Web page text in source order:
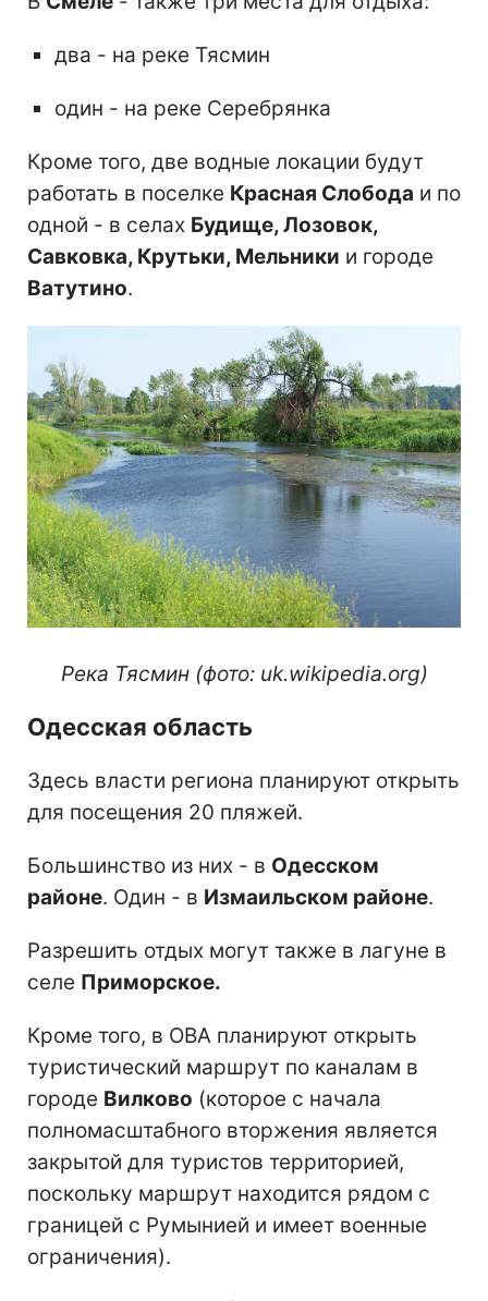
два - на реке Тясмин
один - на реке Серебрянка
Кроме того, две водные локации будут
работать в поселке Красная Слобода и по
одной - в селах Будище, Лозовок,
Савковка, Крутьки, Мельники и городе
Ватутино.
Река Тясмин (фото: uk.wikipedia.org)
Одесская область
Здесь власти региона планируют открыть
для посещения 20 пляжей.
Большинство из них - в Одесском
районе. Один - в Измаильском районе.
Разрешить отдых могут также в лагуне в
селе Приморское.
Кроме того, в ОВА планируют открыть
туристический маршрут по каналам в
городе Вилково (которое с начала
полномасштабного вторжения является
закрытой для туристов территорией,
поскольку маршрут находится рядом с
границей с Румынией и имеет военные
ограничения).